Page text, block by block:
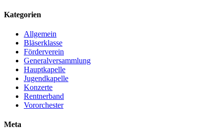
Kategorien
Allgemein
Bläserklasse
Förderverein
Generalversammlung
Hauptkapelle
Jugendkapelle
Konzerte
Rentnerband
Vororchester
Meta